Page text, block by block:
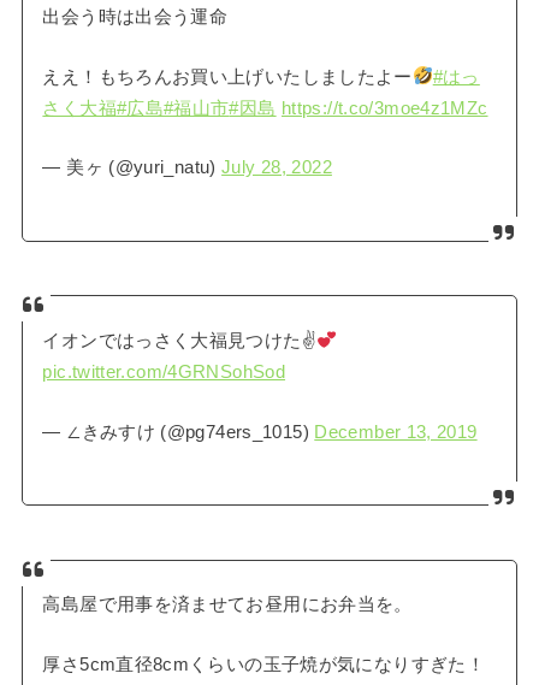
出会う時は出会う運命
ええ！もちろんお買い上げいたしましたよー
#はっ
さく大福#広島#福山市#因島 https://t.co/3moe4z1MZc
— 美ヶ (@yuri_natu)July 28, 2022
イオンではっさく大福見つけた✌
pic.twitter.com/4GRNSohSod
— ∠きみすけ (@pg74ers_1015) December 13, 2019
高島屋で用事を済ませてお昼用にお弁当を。
厚さ5cm直径8cmくらいの玉子焼が気になりすぎた！